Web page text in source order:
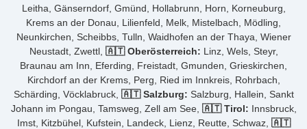
Leitha, Gänserndorf, Gmünd, Hollabrunn, Horn, Korneuburg,
Krems an der Donau, Lilienfeld, Melk, Mistelbach, Mödling,
Neunkirchen, Scheibbs, Tulln, Waidhofen an der Thaya, Wiener
Neustadt, Zwettl, 🇦🇹 Oberösterreich: Linz, Wels, Steyr,
Braunau am Inn, Eferding, Freistadt, Gmunden, Grieskirchen,
Kirchdorf an der Krems, Perg, Ried im Innkreis, Rohrbach,
Schärding, Vöcklabruck, 🇦🇹 Salzburg: Salzburg, Hallein, Sankt
Johann im Pongau, Tamsweg, Zell am See, 🇦🇹 Tirol: Innsbruck,
Imst, Kitzbühel, Kufstein, Landeck, Lienz, Reutte, Schwaz, 🇦🇹